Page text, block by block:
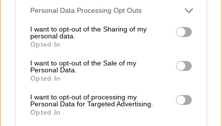
Please note that this website/app uses one or more Google
not limited to your visit or usage behaviour. You may click to
grant or deny consent to Google and its third-party tags to
use your data for below specified purposes in below Google
consent section.
Personal Data Processing Opt Outs
I want to opt-out of the Sharing of my
personal data.
Opted In
I want to opt-out of the Sale of my
Personal Data.
Opted In
I want to opt-out of processing my
Personal Data for Targeted Advertising.
Opted In
του jogo bonito. Εκεί όπου έγραψαν ιστορία
Ροναλντίνιο και ο Νεϊμάρ. Η μεγάλη Σάντος,
η πρωταθλήτρια Παλμέιρας του Αμπέλ
Φερέιρα και η Φλαμένγκο υπόσχονται
μονομαχίες που θα χαρίσουν απίθανες
συγκινήσεις. Γκαμπιγκόλ, Ντε Αρασκαέτα και
δεκάδες ακόμη μάγοι της μπάλας θα
ξεδιπλώνουν κάθε εβδομάδα το ταλέντο